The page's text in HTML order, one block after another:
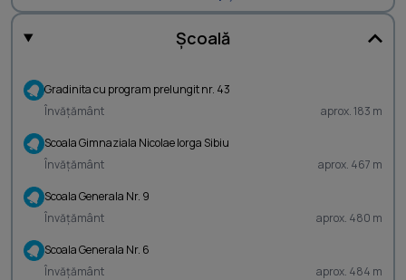
Școală
Gradinita cu program prelungit nr. 43
Învățământ
aprox. 183 m
Scoala Gimnaziala Nicolae Iorga Sibiu
Învățământ
aprox. 467 m
Scoala Generala Nr. 9
Învățământ
aprox. 480 m
Scoala Generala Nr. 6
Învățământ
aprox. 484 m